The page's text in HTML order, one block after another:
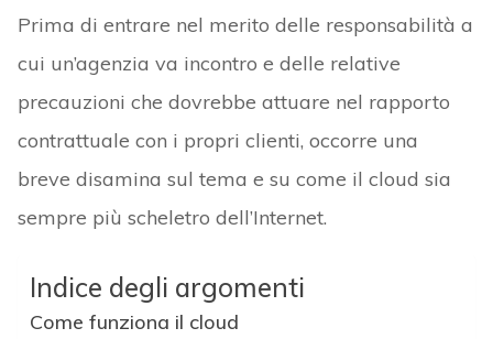
Prima di entrare nel merito delle responsabilità a
cui un’agenzia va incontro e delle relative
precauzioni che dovrebbe attuare nel rapporto
contrattuale con i propri clienti, occorre una
breve disamina sul tema e su come il cloud sia
sempre più scheletro dell’Internet.
Indice degli argomenti
Come funziona il cloud